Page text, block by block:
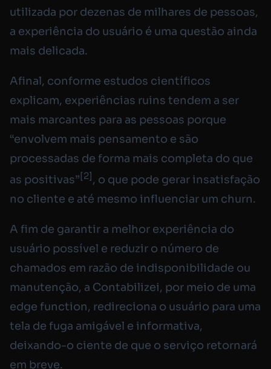
utilizada por dezenas de milhares de pessoas,
a experiência do usuário é uma questão ainda
mais delicada.
Afinal, conforme estudos científicos
explicam, experiências ruins tendem a ser
mais marcantes para as pessoas porque
“envolvem mais pensamento e são
processadas de forma mais completa do que
as positivas”[2], o que pode gerar insatisfação
no cliente e até mesmo influenciar um churn.
A fim de garantir a melhor experiência do
usuário possível e reduzir o número de
chamados em razão de indisponibilidade ou
manutenção, a Contabilizei, por meio de uma
edge function, redireciona o usuário para uma
tela de fuga amigável e informativa,
deixando-o ciente de que o serviço retornará
em breve.